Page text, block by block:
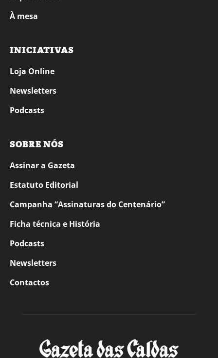
À mesa
INICIATIVAS
Loja Online
Newsletters
Podcasts
SOBRE NÓS
Assinar a Gazeta
Estatuto Editorial
Campanha “Assinaturas do Centenário”
Ficha técnica e História
Podcasts
Newsletters
Contactos